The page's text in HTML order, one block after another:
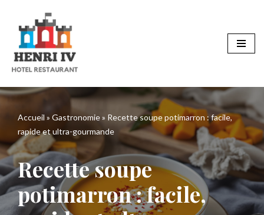
Aller
contenu
Accueil » Gastronomie» Recette soupe potimarron : facile,
rapide et ultra-gourmande
Recette soupe
potimarron : facile,